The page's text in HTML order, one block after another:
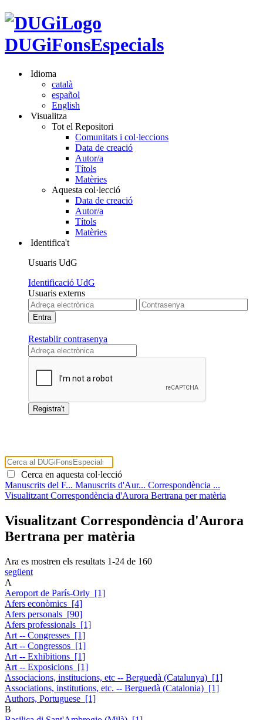
DUGiFonsEspecials
Idioma
català
español
English
Visualitza
Tot el Repositori
Comunitats i col·leccions
Data de creació
Autor/a
Títols
Matèries
Aquesta col·lecció
Data de creació
Autor/a
Títols
Matèries
Identifica't
Usuaris UdG
Identificació UdG
Usuaris externs
Restablir contrasenya
Cerca en aquesta col·lecció
Manuscrits del F... Manuscrits d'Aur... Correspondència ...
Visualitzant Correspondència d'Aurora Bertrana per matèria
Visualitzant Correspondència d'Aurora
Bertrana per matèria
Ara es mostren els resultats 1-24 de 160
següent
A
Aeroport de París-Orly [1]
Afers econòmics [4]
Afers personals [90]
Afers professionals [1]
Art -- Congresses [1]
Art -- Congressos [1]
Art -- Exhibitions [1]
Art -- Exposicions [1]
Associacions, institucions, etc -- Berguedà (Catalunya) [1]
Associations, institutions, etc. -- Berguedà (Catalonia) [1]
Authors, Portuguese [1]
B